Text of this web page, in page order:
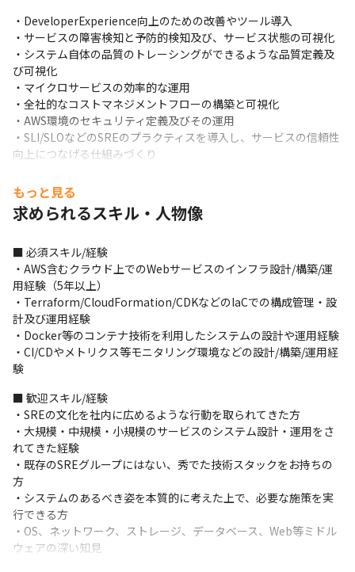
・DeveloperExperience向上のための改善やツール導入
・サービスの障害検知と予防的検知及び、サービス状態の可視化
・システム自体の品質のトレーシングができるような品質定義及
び可視化
・マイクロサービスの効率的な運用
・全社的なコストマネジメントフローの構築と可視化
・AWS環境のセキュリティ定義及びその運用
・SLI/SLOなどのSREのプラクティスを導入し、サービスの信頼性
向上につなげる仕組みづくり
・OS/各種ミドルウェアの設定、パフォーマンスチューニング
もっと見る
求められるスキル・人物像
■ 必須スキル/経験
・AWS含むクラウド上でのWebサービスのインフラ設計/構築/運
用経験（5年以上）
・Terraform/CloudFormation/CDKなどのIaCでの構成管理・設
計及び運用経験
・Docker等のコンテナ技術を利用したシステムの設計や運用経験
・CI/CDやメトリクス等モニタリング環境などの設計/構築/運用経
験
■ 歓迎スキル/経験
・SREの文化を社内に広めるような行動を取られてきた方
・大規模・中規模・小規模のサービスのシステム設計・運用をさ
れてきた経験
・既存のSREグループにはない、秀でた技術スタックをお持ちの
方
・システムのあるべき姿を本質的に考えた上で、必要な施策を実
行できる方
・OS、ネットワーク、ストレージ、データベース、Web等ミドル
ウェアの深い知見